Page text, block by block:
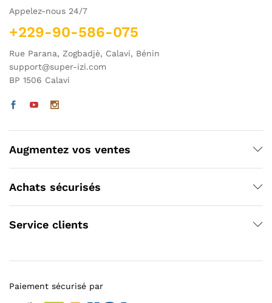
Appelez-nous 24/7
+229-90-586-075
Rue Parana, Zogbadjè, Calavi, Bénin
support@super-izi.com
BP 1506 Calavi
Augmentez vos ventes
Achats sécurisés
Service clients
Paiement sécurisé par